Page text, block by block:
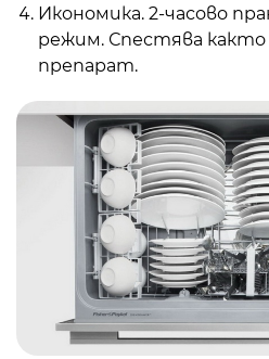
Икономика. 2-часово
режим. Спестява както
препарат.